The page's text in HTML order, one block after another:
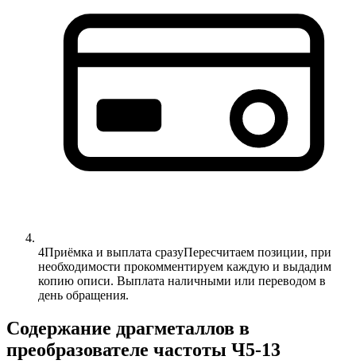
4Приёмка и выплата сразуПересчитаем позиции, при
необходимости прокомментируем каждую и выдадим
копию описи. Выплата наличными или переводом в
день обращения.
Содержание драгметаллов в
преобразователе частоты Ч5-13